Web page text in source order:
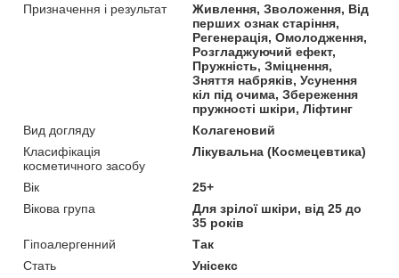
Призначення і результат
Живлення, Зволоження, Від
перших ознак старіння,
Регенерація, Омолодження,
Розгладжуючий ефект,
Пружність, Зміцнення,
Зняття набряків, Усунення
кіл під очима, Збереження
пружності шкіри, Ліфтинг
Вид догляду
Колагеновий
Класифікація
косметичного засобу
Лікувальна (Космецевтика)
Вік
25+
Вікова група
Для зрілої шкіри, від 25 до
35 років
Гіпоалергенний
Так
Стать
Унісекс